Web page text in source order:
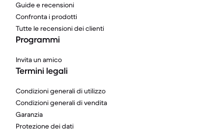
Guide e recensioni
Confronta i prodotti
Tutte le recensioni dei clienti
Programmi
Invita un amico
Termini legali
Condizioni generali di utilizzo
Condizioni generali di vendita
Garanzia
Protezione dei dati